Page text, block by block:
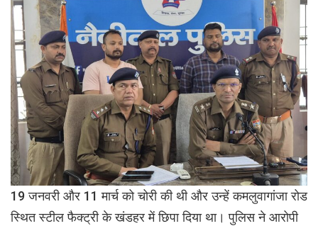
19 जनवरी और 11 मार्च को चोरी की थी और उन्हें कमलुवागांजा रोड
स्थित स्टील फैक्ट्री के खंडहर में छिपा दिया था। पुलिस ने आरोपी